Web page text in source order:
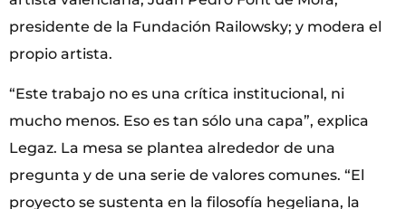
presidente de la Fundación Railowsky; y modera el
propio artista.
“Este trabajo no es una crítica institucional, ni
mucho menos. Eso es tan sólo una capa”, explica
Legaz. La mesa se plantea alrededor de una
pregunta y de una serie de valores comunes. “El
proyecto se sustenta en la filosofía hegeliana, la